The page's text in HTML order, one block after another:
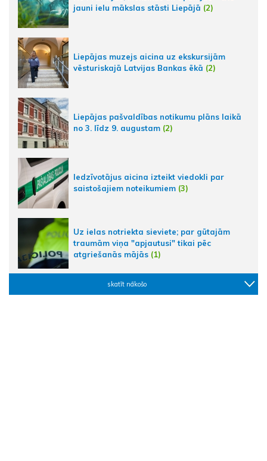
jauni ielu mākslas stāsti Liepājā (2)
Liepājas muzejs aicina uz ekskursijām
vēsturiskajā Latvijas Bankas ēkā (2)
Liepājas pašvaldības notikumu plāns laikā
no 3. līdz 9. augustam (2)
Iedzīvotājus aicina izteikt viedokli par
saistošajiem noteikumiem (3)
Uz ielas notriekta sieviete; par gūtajām
traumām viņa "apjautusi" tikai pēc
atgriešanās mājās (1)
skatīt nākošo